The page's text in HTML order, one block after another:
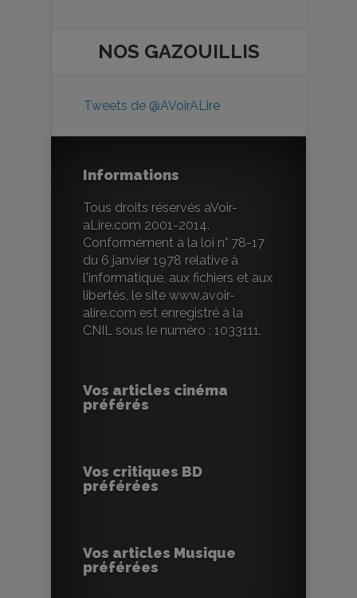
NOS GAZOUILLIS
Tweets de @AVoirALire
Informations
Tous droits réservés aVoir-
aLire.com 2001-2014.
Conformément à la loi n° 78-17
du 6 janvier 1978 relative à
l'informatique, aux fichiers et aux
libertés, le site www.avoir-
alire.com est enregistré à la
CNIL sous le numéro : 1033111.
Vos articles cinéma
préférés
Vos critiques BD
préférées
Vos articles Musique
préférées